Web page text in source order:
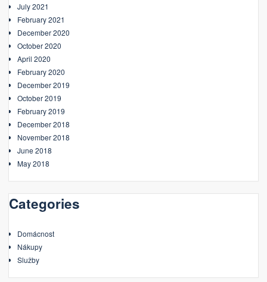
July 2021
February 2021
December 2020
October 2020
April 2020
February 2020
December 2019
October 2019
February 2019
December 2018
November 2018
June 2018
May 2018
Categories
Domácnost
Nákupy
Služby